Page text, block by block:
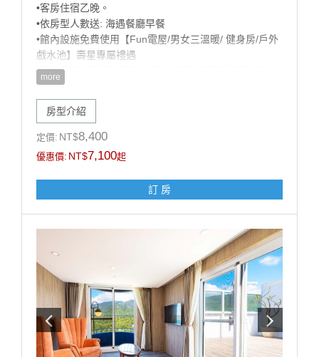
•客房住宿乙晚。
•依房型人數送: 海遇餐廳早餐
•館內設施免費使用【Fun電屋/男女三溫暖/ 健身房/戶外
戲水池】壽星專屬禮遇
•預定房型『愛情海客房』享有升等海景客房優惠 (需依
當日房況，官網山/海景同價，數量有限，先訂先贏!)
•歡樂生日佈置（英文字母+造型氣球+造型佈置），可備
註佈置風格偏兒童或成人，以飯店實際佈置為主）
【加價購優惠】: 甩尾車車票 買1送1 (戶外空間，需視天
候開放)
注意事項:
1.此專案限當月壽星方得使用，需於辦理入住時出示有
效證件，以國曆生日為認定標準，如無當月壽星入住則
依現場價補足佈置差額$1200元。
2.本案需至少提早5天前訂房，符合優惠之壽星每日限訂
1房，恕不得與其他優惠同時合併使用。
3.飯店保留取消與修改專案內容之權利。
------------------------------------------------
■每房每晚加人加價:【加人加價說明】 (加價含:早餐設
施無加床)
■未滿 4 歲；不佔床免費招待至多2位
■滿 4 歲 ∼ 未滿 12 歲；每位每晚加收 $500。
more
房型介紹
定價: NT$8,400
優惠價: NT$7,100起
訂 房